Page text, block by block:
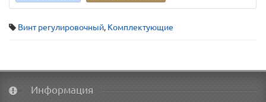
Винт регулировочный, Комплектующие
Информация